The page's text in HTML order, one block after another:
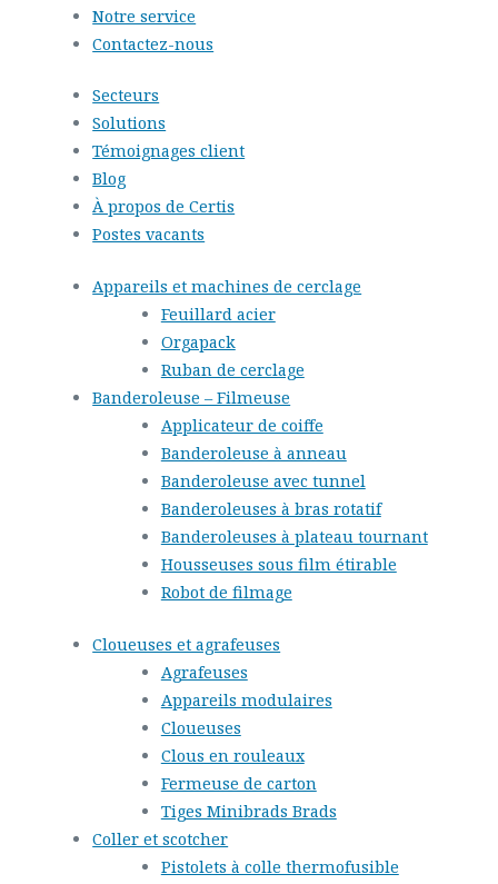
Notre service
Contactez-nous
Secteurs
Solutions
Témoignages client
Blog
À propos de Certis
Postes vacants
Appareils et machines de cerclage
Feuillard acier
Orgapack
Ruban de cerclage
Banderoleuse – Filmeuse
Applicateur de coiffe
Banderoleuse à anneau
Banderoleuse avec tunnel
Banderoleuses à bras rotatif
Banderoleuses à plateau tournant
Housseuses sous film étirable
Robot de filmage
Cloueuses et agrafeuses
Agrafeuses
Appareils modulaires
Cloueuses
Clous en rouleaux
Fermeuse de carton
Tiges Minibrads Brads
Coller et scotcher
Pistolets à colle thermofusible